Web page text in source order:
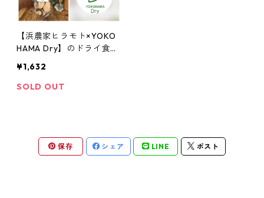
【浜農家ヒラモト×YOKO
HAMA Dry】のドライ食品
ぼちゃのフィットチーネ/
DRY浜なし)
¥1,632
SOLD OUT
保存 シェア LINE ポスト